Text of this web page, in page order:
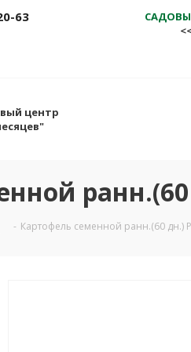
63
центр
- Картофель семенной ранн.(60 дн.)